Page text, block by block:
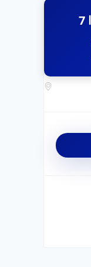
جدول سياحي بولندا 7